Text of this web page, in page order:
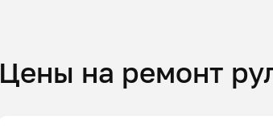
Цены на ремонт